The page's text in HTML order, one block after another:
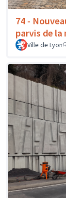
74 -
parvis de la
Ville de Lyon